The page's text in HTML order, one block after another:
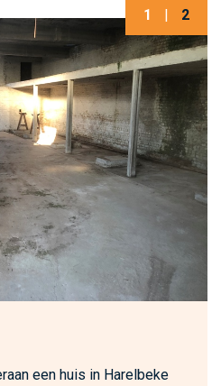
1 2
een huis in Harelbeke